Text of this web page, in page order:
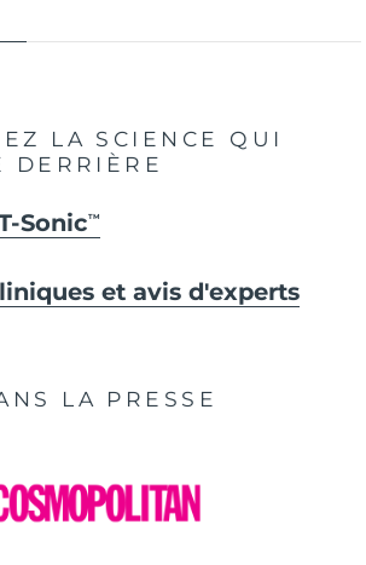
LA SCIENCE QUI
DERRIÈRE
SonicTM
et avis d'experts
LA PRESSE